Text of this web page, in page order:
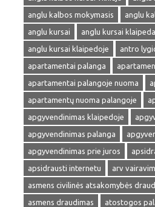
anglu kalbos mokymasis
anglu
anglu kursai
anglu kursai klaipeda
anglu kursai klaipedoje
antro
apartamentai palanga
apartamentai palangoje nuoma
apartamentų nuoma palangoje
apgyvendinimas klaipedoje
apgyvendinimas palanga
apgyvendinimas prie juros
apsidrausti internetu
arv
asmens civilinės atsakomybės
asmens draudimas
atostogos